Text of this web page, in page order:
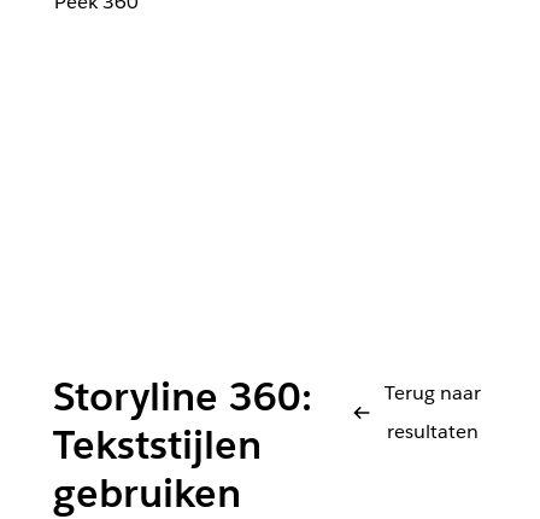
Storyline 360:
Tekststijlen
gebruiken
Terug naar
resultaten